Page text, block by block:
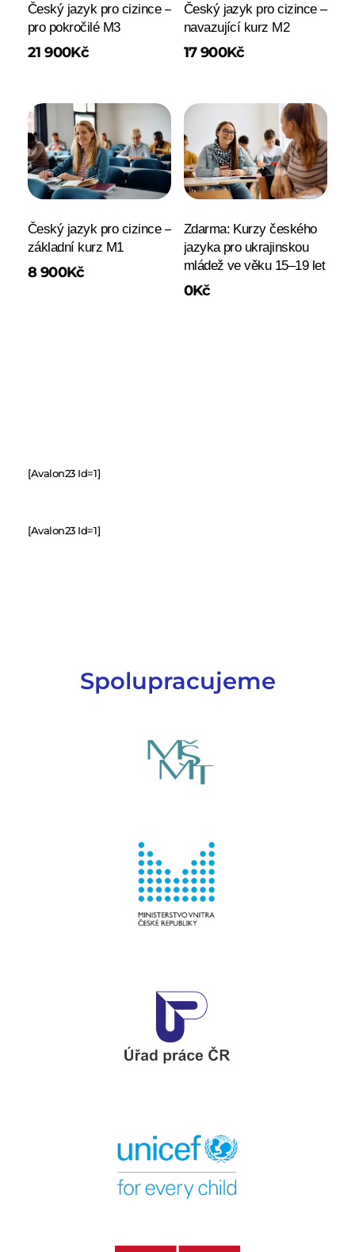
Český jazyk pro cizince –
pro pokročilé M3
21 900Kč
Český jazyk pro cizince –
navazující kurz M2
17 900Kč
Český jazyk pro cizince –
základní kurz M1
8 900Kč
Zdarma: Kurzy českého
jazyka pro ukrajinskou
mládež ve věku 15–19 let
0Kč
[avalon23 Id=1]
[avalon23 Id=1]
Spolupracujeme